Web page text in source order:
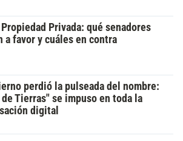
Propiedad Privada: qué senadores
a favor y cuáles en contra
perdió la pulseada del nombre:
de Tierras" se impuso en toda la
digital